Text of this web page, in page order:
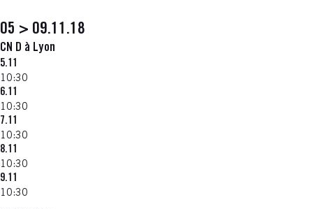
05 > 09.11.18
CN D à Lyon
5.11
10:30
6.11
10:30
7.11
10:30
8.11
10:30
9.11
10:30